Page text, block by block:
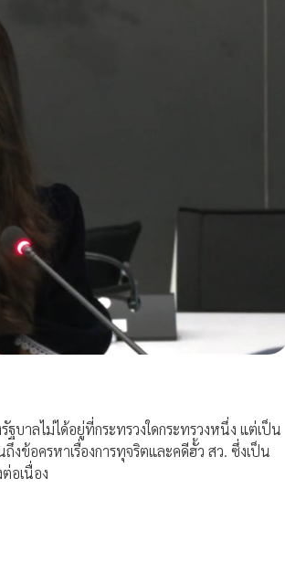
าลไม่ได้อยู่ที่กระทรวงใดกระทรวงหนึ่ง แต่เป็น
งข้อครหาเรื่องการทุจริตและคดีฮั้ว สว. ซึ่งเป็น
อเนื่อง